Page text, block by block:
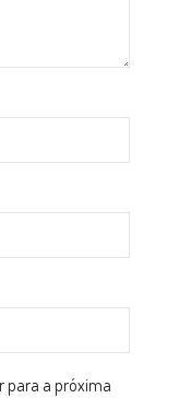
para a próxima